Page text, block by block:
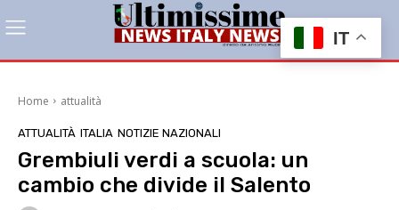
Home attualità
ATTUALITÀ ITALIA NOTIZIE NAZIONALI
Grembiuli verdi a scuola: un
cambio che divide il Salento
IT